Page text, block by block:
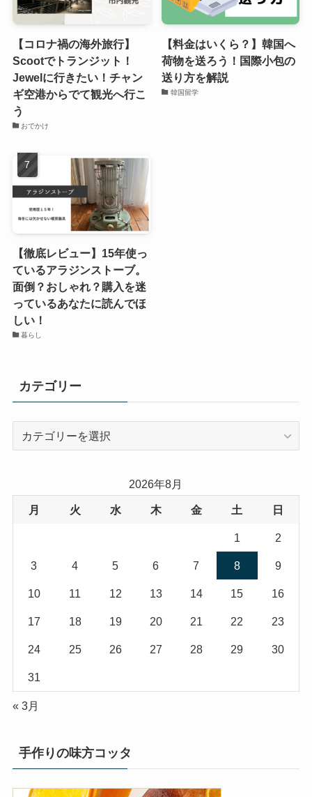
【コロナ禍の海外旅行】
Scootでトランジット！
Jewelに行きたい！チャン
ギ空港からでて観光へ行こ
う
おでかけ
【料金はいくら？】韓国へ
荷物を送ろう！国際小包の
送り方を解説
韓国留学
【徹底レビュー】15年使っ
ているアラジンストーブ。
面倒？おしゃれ？購入を迷
っているあなたに読んでほ
しい！
暮らし
カテゴリー
ー
2026年8月
月 火 水 木 金 土 日
1 2
3 4 5 6 7 8 9
10 11 12 13 14 15 16
17 18 19 20 21 22 23
24 25 26 27 28 29 30
31
« 3月
手作りの味方コッタ